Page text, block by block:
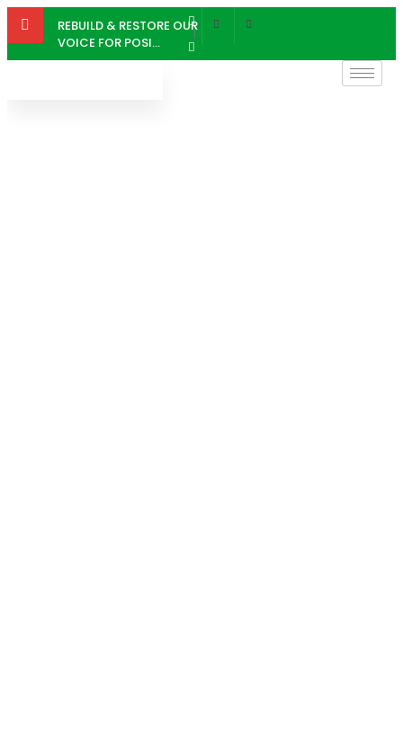
REBUILD & RESTORE OUR
VOICE FOR POSI...